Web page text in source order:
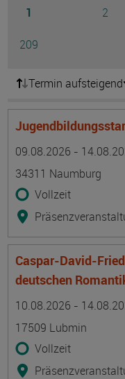
Seite
1 Seite
2
Seite
209
Termin aufsteigend
09.08.2026 -
34311 Naumburg
Vollzeit
Caspar-David-
deutschen
10.08.2026 -
17509 Lubmin
Vollzeit